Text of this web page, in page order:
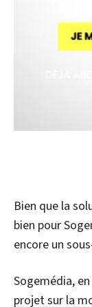
Bien que la
bien pour
encore un
Sogemédia,
projet sur la